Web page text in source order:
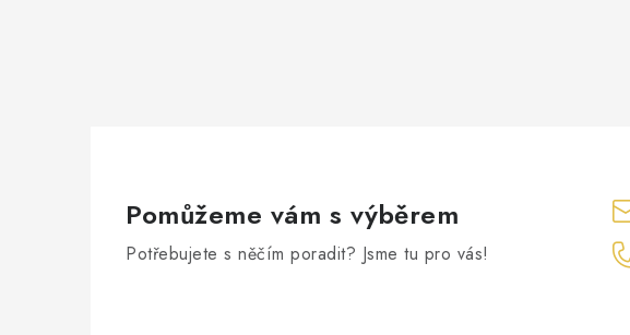
Pomůžeme vám s výběrem
Potřebujete s něčím poradit? Jsme tu pro vás!